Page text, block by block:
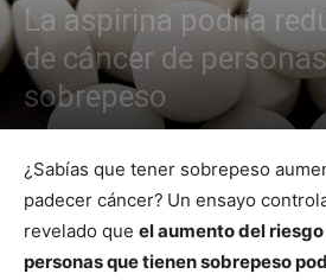
La aspirina podría
de cáncer de
sobrepeso
¿Sabías que tener sobrepeso
padecer cáncer? Un ensayo
revelado que el aumento del
personas que tienen sobrepeso